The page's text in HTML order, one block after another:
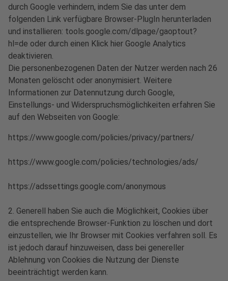
durch Google verhindern, indem Sie das unter dem
folgenden Link verfügbare Browser-PlugIn herunterladen
und installieren: tools.google.com/dlpage/gaoptout?
hl=de oder durch einen Klick hier Google Analytics
deaktivieren.
Die personenbezogenen Daten der Nutzer werden nach 26
Monaten gelöscht oder anonymisiert. Weitere
Informationen zur Datennutzung durch Google,
Einstellungs- und Widerspruchsmöglichkeiten erfahren Sie
auf den Webseiten von Google:
https://www.google.com/policies/privacy/partners/
https://www.google.com/policies/technologies/ads/
https://adssettings.google.com/anonymous
2. Generell haben Sie auch die Möglichkeit, Cookies über
die entsprechende Browser-Funktion zu löschen und dort
einzustellen, wie Ihr Browser mit Cookies verfahren soll. Es
ist jedoch darauf hinzuweisen, dass bei genereller
Ablehnung von Cookies die Nutzung der Dienste
beeinträchtigt werden kann.